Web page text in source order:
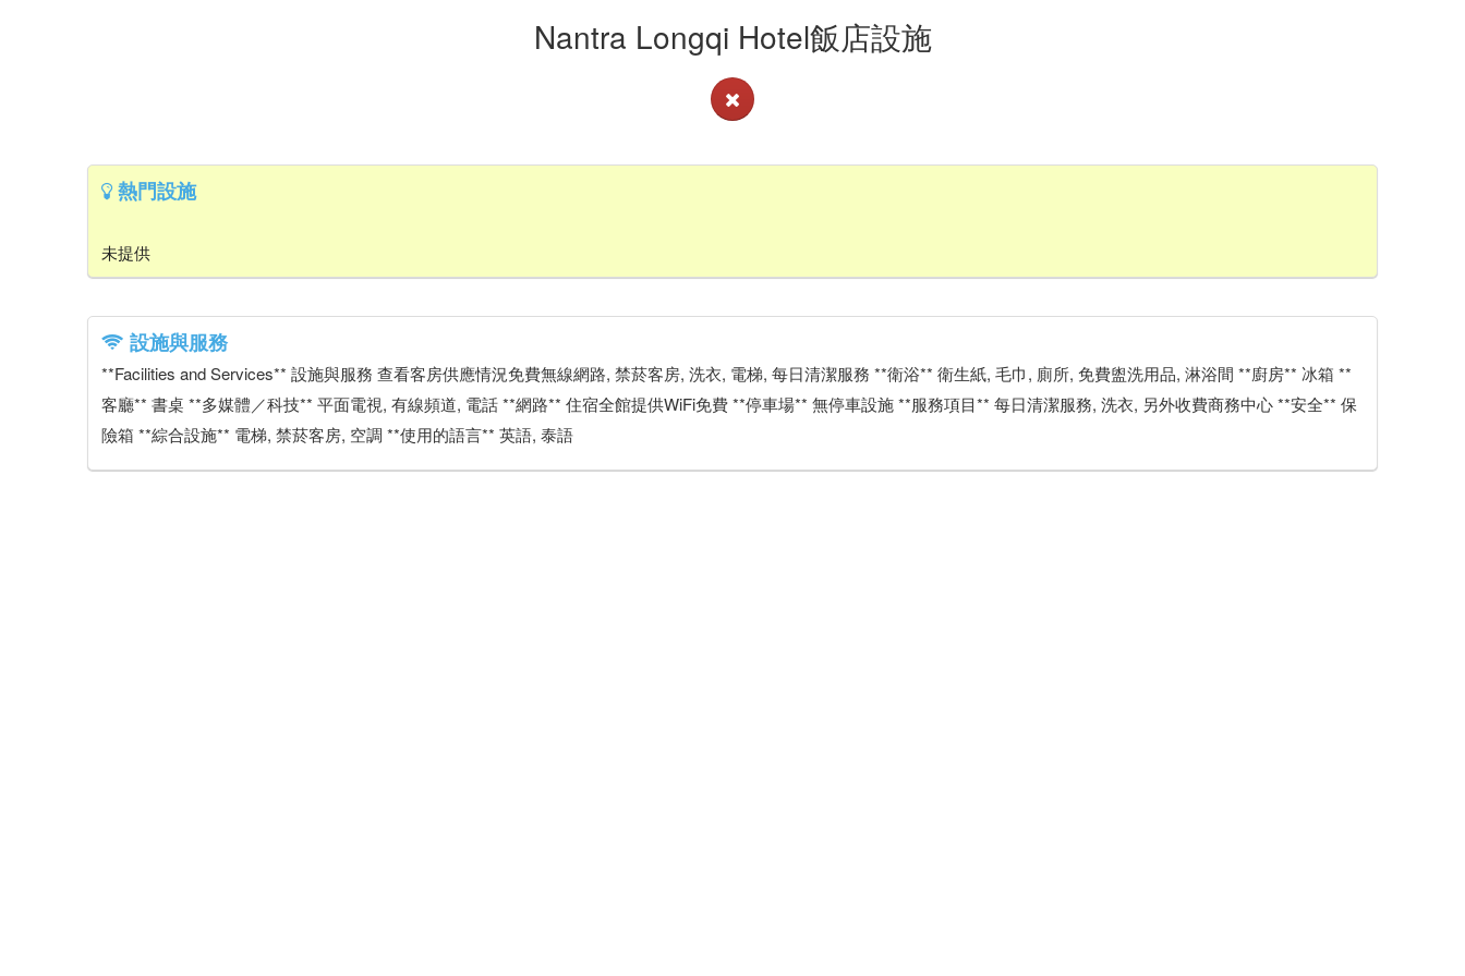
Nantra Longqi Hotel飯店設施
熱門設施
未提供
設施與服務
**Facilities and Services** 設施與服務 查看客房供應情況免費無線網路, 禁菸客房, 洗衣, 電梯, 每日清潔服務 **衛浴** 衛生紙, 毛巾, 廁所, 免費盥洗用品, 淋浴間 **廚房** 冰箱 **
客廳** 書桌 **多媒體／科技** 平面電視, 有線頻道, 電話 **網路** 住宿全館提供WiFi免費 **停車場** 無停車設施 **服務項目** 每日清潔服務, 洗衣, 另外收費商務中心 **安全** 保
險箱 **綜合設施** 電梯, 禁菸客房, 空調 **使用的語言** 英語, 泰語